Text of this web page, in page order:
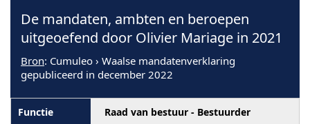
De mandaten, ambten en beroepen
uitgeoefend door Olivier Mariage in 2021
Bron: Cumuleo › Waalse mandatenverklaring
gepubliceerd in december 2022
Raad van bestuur - Bestuurder